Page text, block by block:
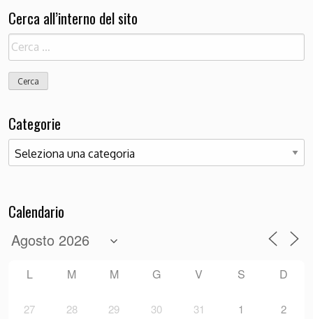
Cerca all’interno del sito
Ricerca
per:
Categorie
Categorie
Calendario
L M M G V S D
27 28 29 30 31 1 2